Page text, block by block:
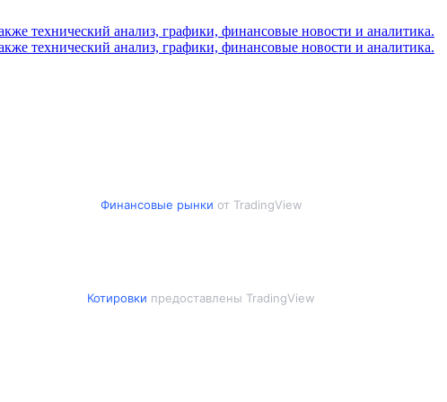
Финансовые рынки от TradingView
Котировки предоставлены TradingView